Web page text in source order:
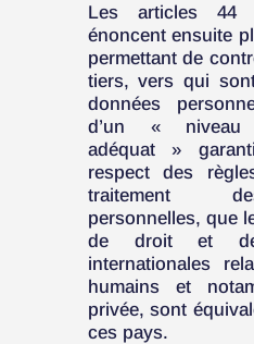
Les articles 44
énoncent ensuite
permettant de
tiers, vers qui
données
d’un « niveau
adéquat »
respect des
traitement
personnelles, que
de droit et
internationales
humains et
privée, sont
ces pays.